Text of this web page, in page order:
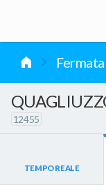
Fermata
12455
TEMPO REALE